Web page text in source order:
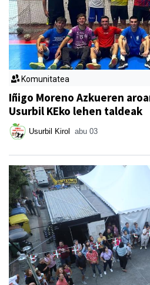
Komunitatea
Iñigo Moreno Azkueren
Usurbil KEko lehen taldeak
Usurbil Kirol abu 03